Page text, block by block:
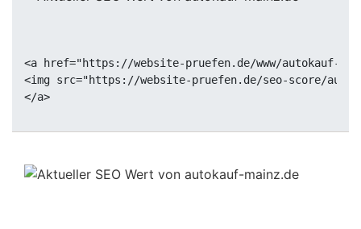
<a href="https://website-pruefen.de/www/autokauf-
<img src="https://website-pruefen.de/seo-score/